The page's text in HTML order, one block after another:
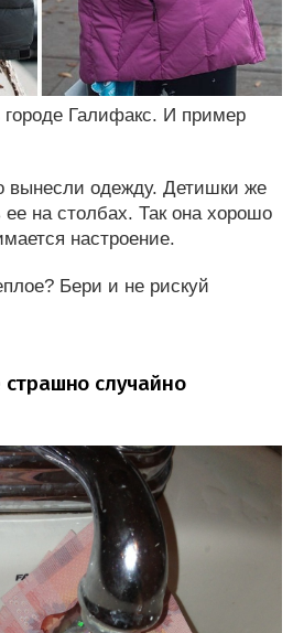
Галифакс. И пример
вынесли одежду. Детишки же
на столбах. Так она хорошо
настроение.
Бери и не рискуй
случайно